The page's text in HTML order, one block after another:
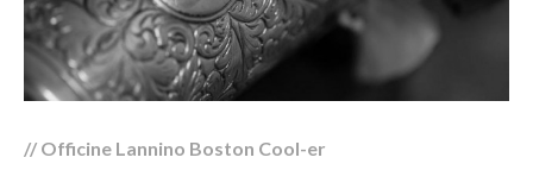
// Officine Lannino Boston Cool-er